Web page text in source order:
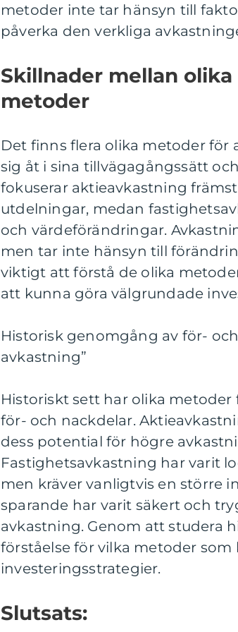
metoder inte tar hänsyn till
påverka den verkliga
Skillnader mellan
metoder
Det finns flera olika metoder för
sig åt i sina tillvägagångssätt
fokuserar aktieavkastning
utdelningar, medan
och värdeförändringar.
men tar inte hänsyn till
viktigt att förstå de olika
att kunna göra välgrundade
Historisk genomgång av för-
avkastning”
Historiskt sett har olika
för- och nackdelar.
dess potential för högre
Fastighetsavkastning har varit
men kräver vanligtvis en större
sparande har varit säkert och
avkastning. Genom att studera
förståelse för vilka metoder
investeringsstrategier.
Slutsats: